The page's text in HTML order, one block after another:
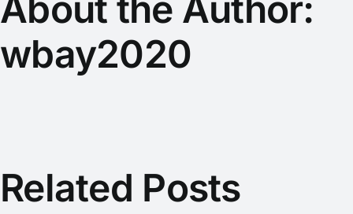
wbay2020
Related Posts